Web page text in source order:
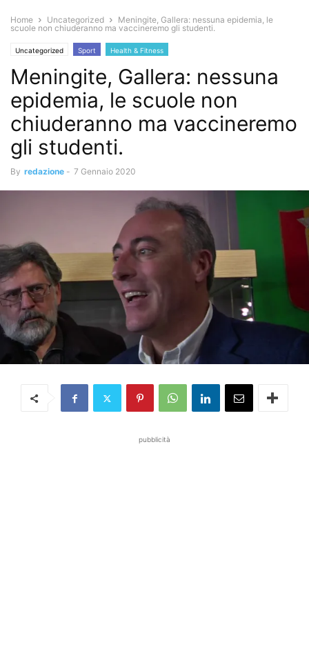
Home Uncategorized
Meningite, Gallera: nessuna epidemia, le
scuole non chiuderanno ma vaccineremo gli studenti.
Uncategorized Sport Health & Fitness
Meningite, Gallera: nessuna
epidemia, le scuole non
chiuderanno ma vaccineremo
gli studenti.
By redazione - 7 Gennaio 2020
pubblicità